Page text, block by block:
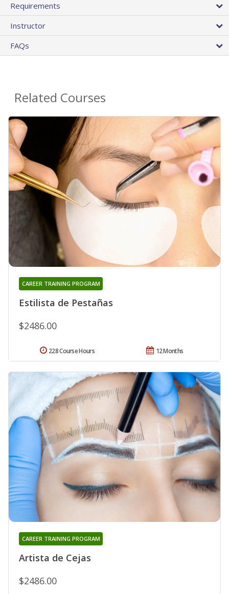
Requirements
Instructor
FAQs
Related Courses
Estilista de Pestañas
CAREER TRAINING PROGRAM
$2486.00
12 Months
228 Course Hours
Artista de Cejas
CAREER TRAINING PROGRAM
$2486.00